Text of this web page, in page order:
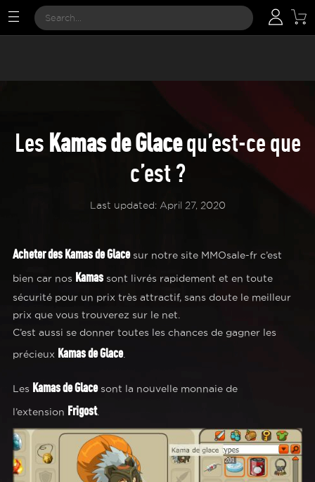
Les Kamas de Glacequ’est-ce que
c’est ?
Last updated: April 27, 2020
Acheter des Kamas de Glacesur notre site MMOsale-fr c’est
bien car nos Kamassont livrés rapidement et en toute
sécurité pour un prix très attractif, sans doute le meilleur
prix que vous trouverez sur le net.
C’est aussi se donner toutes les chances de gagner les
précieux Kamas de Glace.
Les Kamas de Glacesont la nouvelle monnaie de
l’extension Frigost.